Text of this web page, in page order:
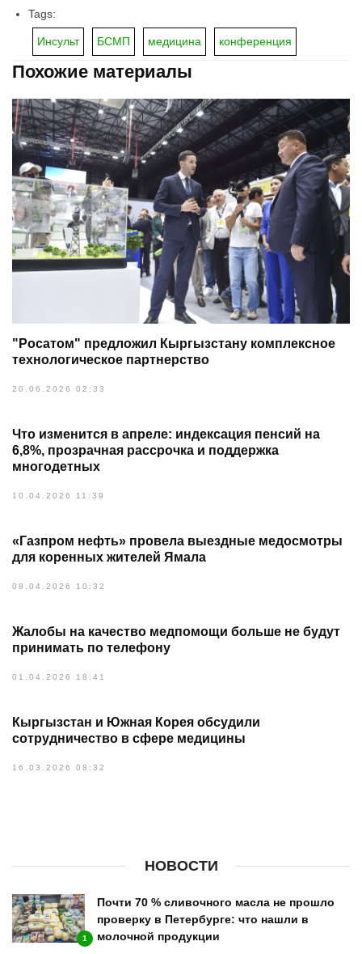
Tags:
Инсульт БСМП медицина конференция
Похожие материалы
"Росатом" предложил Кыргызстану комплексное
технологическое партнерство
20.06.2026 02:33
Что изменится в апреле: индексация пенсий на
6,8%, прозрачная рассрочка и поддержка
многодетных
10.04.2026 11:39
«Газпром нефть» провела выездные медосмотры
для коренных жителей Ямала
08.04.2026 10:32
Жалобы на качество медпомощи больше не будут
принимать по телефону
01.04.2026 18:41
Кыргызстан и Южная Корея обсудили
сотрудничество в сфере медицины
16.03.2026 08:32
НОВОСТИ
1
Почти 70 % сливочного масла не прошло
проверку в Петербурге: что нашли в
молочной продукции